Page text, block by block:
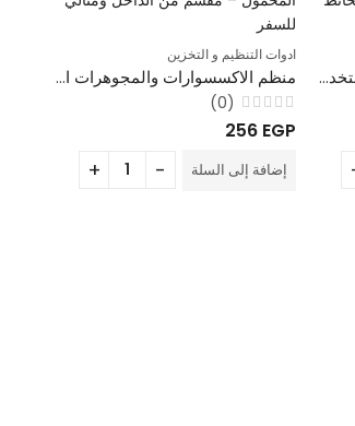
حامل لاصق شفاف متعدد الاستخدامات – بديل المسامير للحائط والأسطح الملساء
ادوات التنظيم و التخزين
منظم الاكسسوارات والمجوهرات المحمول – مقسّم من الداخل ومثالي للسفر
تم
التقييم
من
5
(0)
256 EGP
إضافة إلى السلة